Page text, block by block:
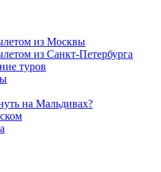
из Москвы
из Санкт-Петербурга
туров
на Мальдивах?